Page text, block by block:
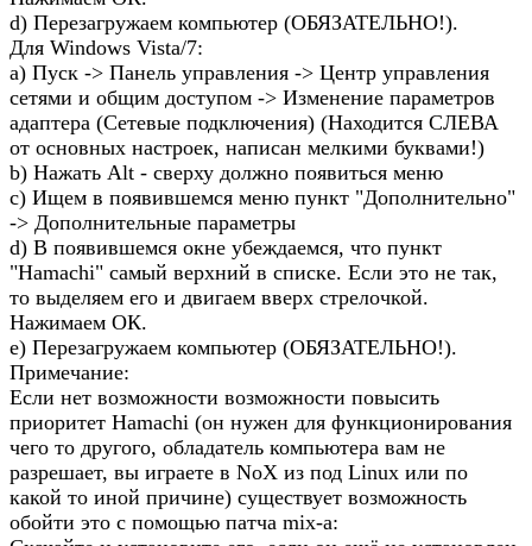
d) Перезагружаем компьютер (ОБЯЗАТЕЛЬНО!).
Для Windows Vista/7:
a) Пуск -> Панель управления -> Центр управления
сетями и общим доступом -> Изменение параметров
адаптера (Сетевые подключения) (Находится СЛЕВА
от основных настроек, написан мелкими буквами!)
b) Нажать Alt - сверху должно появиться меню
c) Ищем в появившемся меню пункт "Дополнительно"
-> Дополнительные параметры
d) В появившемся окне убеждаемся, что пункт
"Hamachi" самый верхний в списке. Если это не так,
то выделяем его и двигаем вверх стрелочкой.
Нажимаем ОК.
e) Перезагружаем компьютер (ОБЯЗАТЕЛЬНО!).
Примечание:
Если нет возможности возможности повысить
приоритет Hamachi (он нужен для функционирования
чего то другого, обладатель компьютера вам не
разрешает, вы играете в NoX из под Linux или по
какой то иной причине) существует возможность
обойти это с помощью патча mix-а: